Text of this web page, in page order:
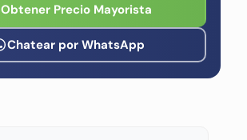
Obtener Precio Mayorista
Chatear por WhatsApp